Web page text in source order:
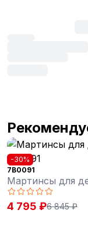
-30%
7B0091
Мартинсы для
4 795 ₽6 845 ₽